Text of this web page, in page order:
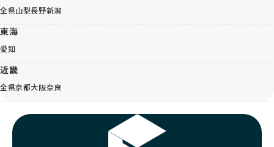
全県山梨長野新潟
東海
愛知
近畿
全県京都大阪奈良